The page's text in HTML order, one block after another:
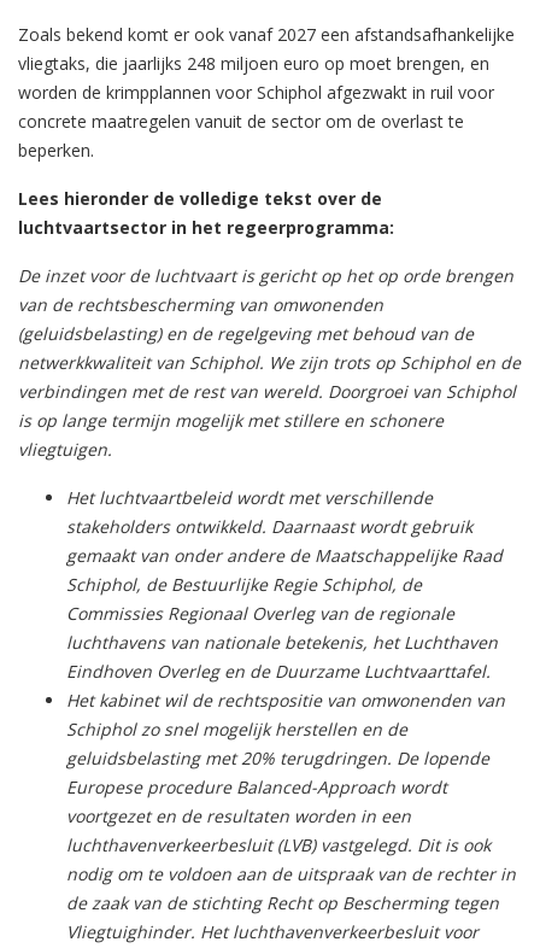
Zoals bekend komt er ook vanaf 2027 een afstandsafhankelijke
vliegtaks, die jaarlijks 248 miljoen euro op moet brengen, en
worden de krimpplannen voor Schiphol afgezwakt in ruil voor
concrete maatregelen vanuit de sector om de overlast te
beperken.
Lees hieronder de volledige tekst over de
luchtvaartsector in het regeerprogramma:
De inzet voor de luchtvaart is gericht op het op orde brengen
van de rechtsbescherming van omwonenden
(geluidsbelasting) en de regelgeving met behoud van de
netwerkkwaliteit van Schiphol. We zijn trots op Schiphol en de
verbindingen met de rest van wereld. Doorgroei van Schiphol
is op lange termijn mogelijk met stillere en schonere
vliegtuigen.
Het luchtvaartbeleid wordt met verschillende
stakeholders ontwikkeld. Daarnaast wordt gebruik
gemaakt van onder andere de Maatschappelijke Raad
Schiphol, de Bestuurlijke Regie Schiphol, de
Commissies Regionaal Overleg van de regionale
luchthavens van nationale betekenis, het Luchthaven
Eindhoven Overleg en de Duurzame Luchtvaarttafel.
Het kabinet wil de rechtspositie van omwonenden van
Schiphol zo snel mogelijk herstellen en de
geluidsbelasting met 20% terugdringen. De lopende
Europese procedure Balanced-Approach wordt
voortgezet en de resultaten worden in een
luchthavenverkeerbesluit (LVB) vastgelegd. Dit is ook
nodig om te voldoen aan de uitspraak van de rechter in
de zaak van de stichting Recht op Bescherming tegen
Vliegtuighinder. Het luchthavenverkeerbesluit voor